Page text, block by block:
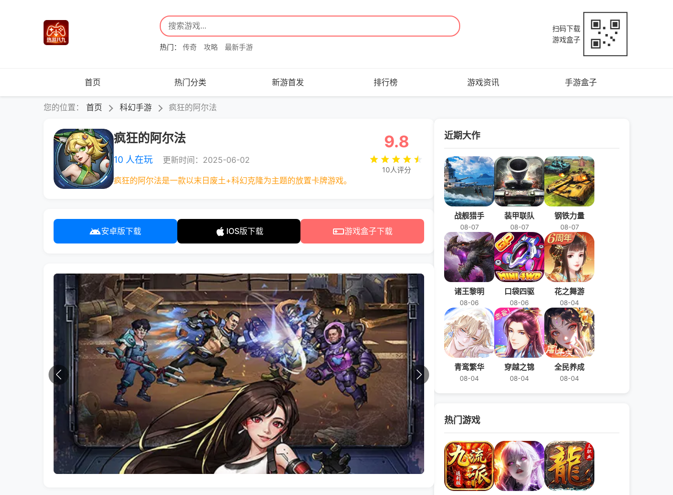
热门： 传奇 攻略 最新手游
扫码下载
游戏盒子
首页 热门分类 新游首发 排行榜 游戏资讯 手游盒子
您的位置： 首页 科幻手游 疯狂的阿尔法
疯狂的阿尔法
10 人在玩 更新时间：2025-06-02
疯狂的阿尔法是一款以末日废土+科幻克隆为主题的放置卡牌游戏。
9.8
10人评分
安卓版下载 IOS版下载 游戏盒子下载
近期大作
战舰猎手
08-07
装甲联队
08-07
钢铁力量
08-07
诸王黎明
08-06
口袋四驱
08-06
花之舞游
08-04
青鸾繁华
08-04
穿越之锦
08-04
全民养成
08-04
热门游戏